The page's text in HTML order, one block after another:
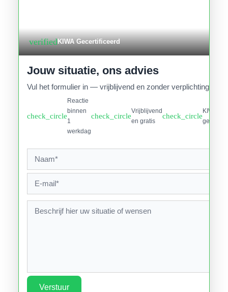
verifiedKIWA Gecertificeerd
Jouw situatie, ons advies
Vul het formulier in — vrijblijvend en zonder verplichtingen.
check_circle
Reactie
binnen
1
werkdag
check_circle
Vrijblijvend
en gratis
check_circle
KIWA
Verstuur